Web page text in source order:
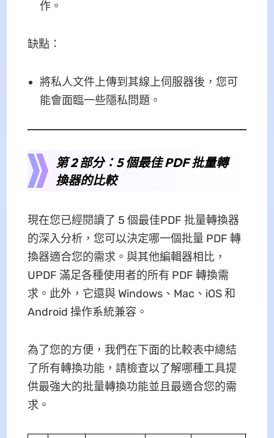
作。
缺點：
將私人文件上傳到其線上伺服器後，您可
能會面臨一些隱私問題。
第 2 部分：5 個最佳 PDF 批量轉
換器的比較
現在您已經閱讀了 5 個最佳PDF 批量轉換器
的深入分析，您可以決定哪一個批量 PDF 轉
換器適合您的需求。與其他編輯器相比，
UPDF 滿足各種使用者的所有 PDF 轉換需
求。此外，它還與 Windows、Mac、iOS 和
Android 操作系統兼容。
為了您的方便，我們在下面的比較表中總結
了所有轉換功能，請檢查以了解哪種工具提
供最強大的批量轉換功能並且最適合您的需
求。